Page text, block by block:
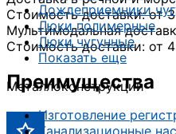
Дождеприемники
Люки полимерные
Люки чугунные
Показать еще
Металлоконструкции
Изготовление
Канализационные
Стоимость доставки: от
Мультимодальная
Стоимость доставки: от
Преимущества